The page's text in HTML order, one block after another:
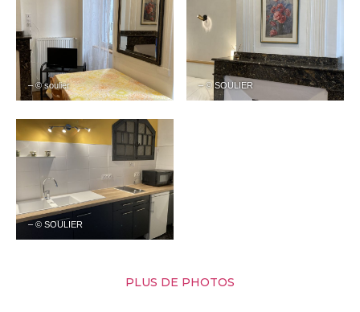
– © soulier – © SOULIER
– © SOULIER
PLUS DE PHOTOS